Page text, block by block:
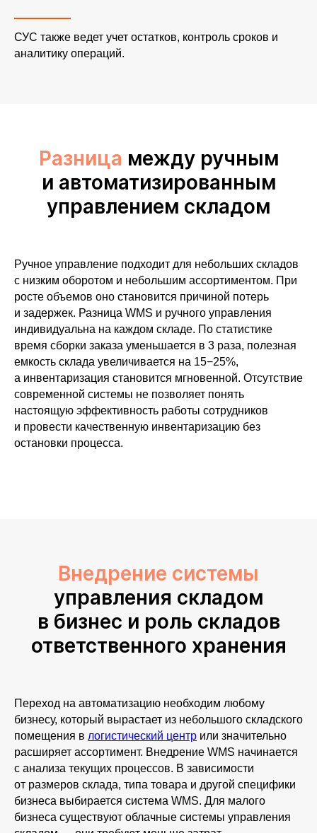
СУС также ведет учет остатков, контроль сроков и
аналитику операций.
Разница между ручным
и автоматизированным
управлением складом
Ручное управление подходит для небольших складов
с низким оборотом и небольшим ассортиментом. При
росте объемов оно становится причиной потерь
и задержек. Разница WMS и ручного управления
индивидуальна на каждом складе. По статистике
время сборки заказа уменьшается в 3 раза, полезная
емкость склада увеличивается на 15−25%,
а инвентаризация становится мгновенной. Отсутствие
современной системы не позволяет понять
настоящую эффективность работы сотрудников
и провести качественную инвентаризацию без
остановки процесса.
Внедрение системы
управления складом
в бизнес и роль складов
ответственного хранения
Переход на автоматизацию необходим любому
бизнесу, который вырастает из небольшого складского
помещения в логистический центр или значительно
расширяет ассортимент. Внедрение WMS начинается
с анализа текущих процессов. В зависимости
от размеров склада, типа товара и другой специфики
бизнеса выбирается система WMS. Для малого
бизнеса существуют облачные системы управления
+7
ОСТАВЬТЕ ЗАЯВКУ